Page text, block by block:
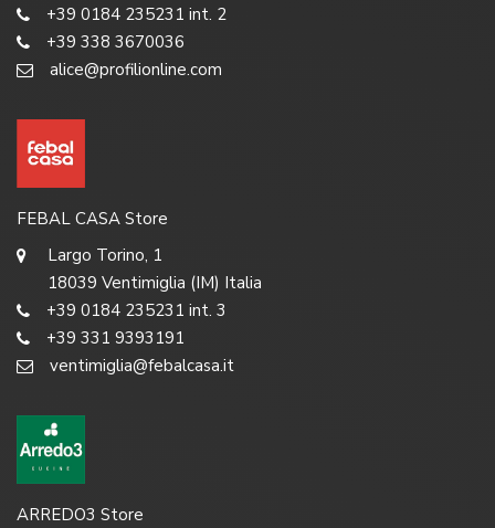
+39 0184 235231 int. 2
+39 338 3670036
alice@profilionline.com
FEBAL CASA Store
Largo Torino, 1
18039 Ventimiglia (IM) Italia
+39 0184 235231 int. 3
+39 331 9393191
ventimiglia@febalcasa.it
ARREDO3 Store